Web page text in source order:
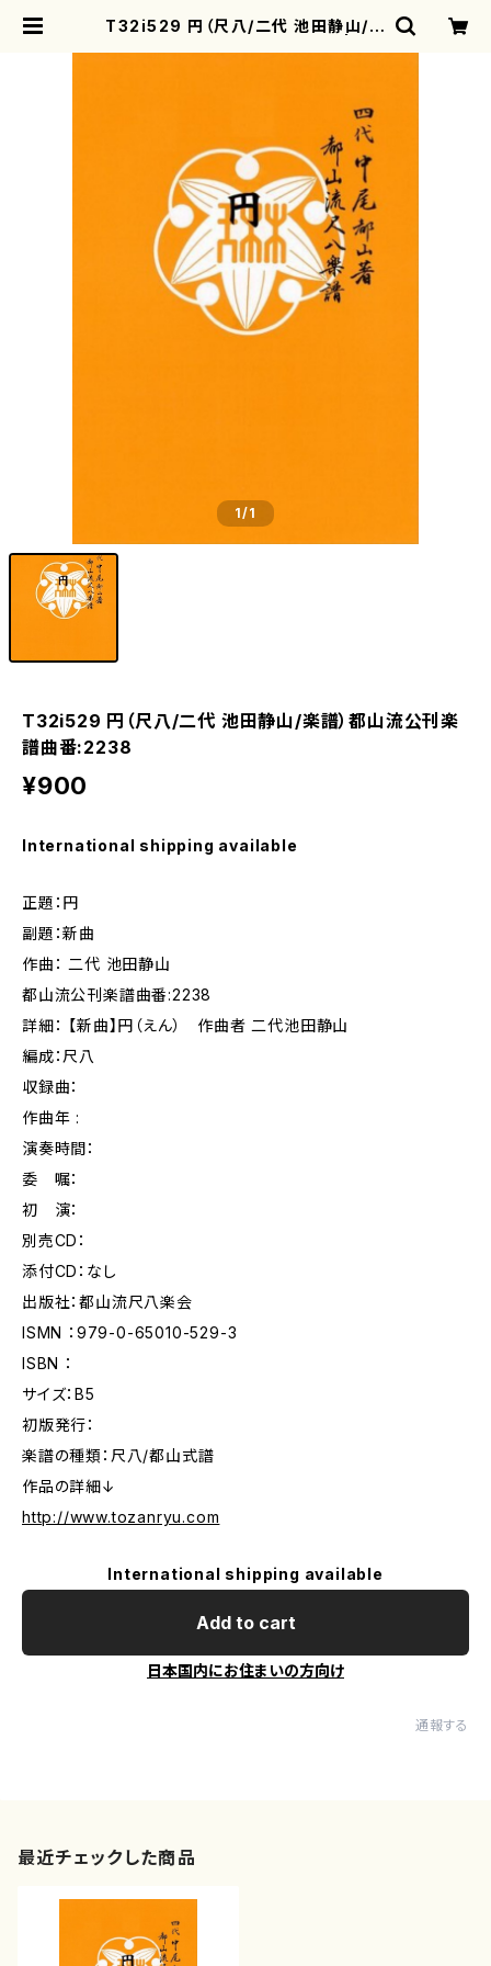
T32i529 円（尺八/二代 池田静山/楽
1/1
T32i529 円（尺八/二代 池田静山/楽譜）都山流公刊楽
譜曲番:2238
¥900
International shipping available
正題：円
副題：新曲
作曲： 二代 池田静山
都山流公刊楽譜曲番:2238
詳細： 【新曲】円（えん） 作曲者 二代池田静山
編成：尺八
収録曲：
作曲年 :
演奏時間：
委 嘱：
初 演：
別売CD：
添付CD：なし
出版社：都山流尺八楽会
ISMN ：979-0-65010-529-3
ISBN ：
サイズ：B5
初版発行：
楽譜の種類：尺八/都山式譜
作品の詳細↓
http://www.tozanryu.com
International shipping available
Add to cart
日本国内にお住まいの方向け
通報する
最近チェックした商品